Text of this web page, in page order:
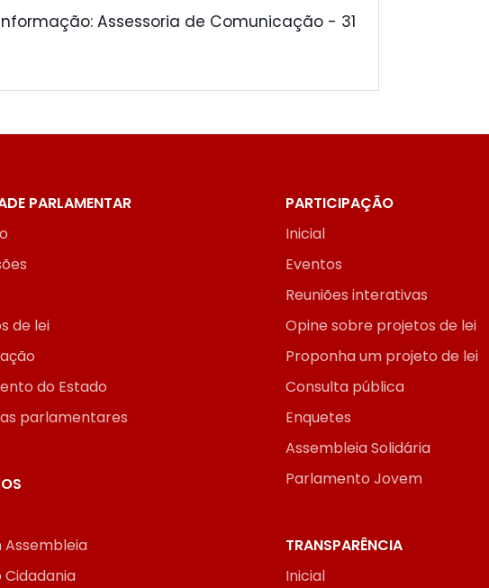
Assessoria de Comunicação - 31
PARLAMENTAR
de lei
do Estado
parlamentares
PARTICIPAÇÃO
Inicial
Eventos
Reuniões interativas
Opine sobre projetos de lei
Proponha um projeto de lei
Consulta pública
Enquetes
Assembleia Solidária
Parlamento Jovem
Assembleia
Cidadania
TRANSPARÊNCIA
Inicial